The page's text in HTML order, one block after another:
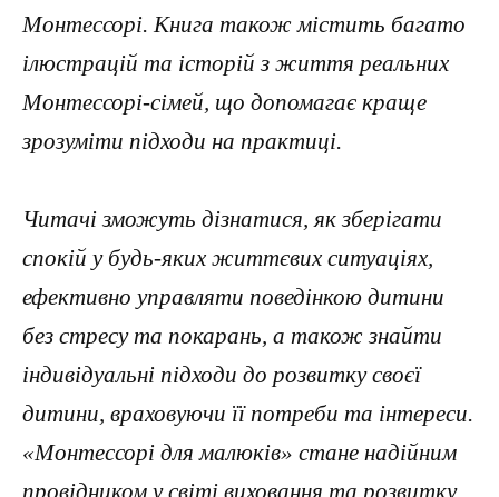
Монтессорі. Книга також містить багато
ілюстрацій та історій з життя реальних
Монтессорі-сімей, що допомагає краще
зрозуміти підходи на практиці.
Читачі зможуть дізнатися, як зберігати
спокій у будь-яких життєвих ситуаціях,
ефективно управляти поведінкою дитини
без стресу та покарань, а також знайти
індивідуальні підходи до розвитку своєї
дитини, враховуючи її потреби та інтереси.
«Монтессорі для малюків» стане надійним